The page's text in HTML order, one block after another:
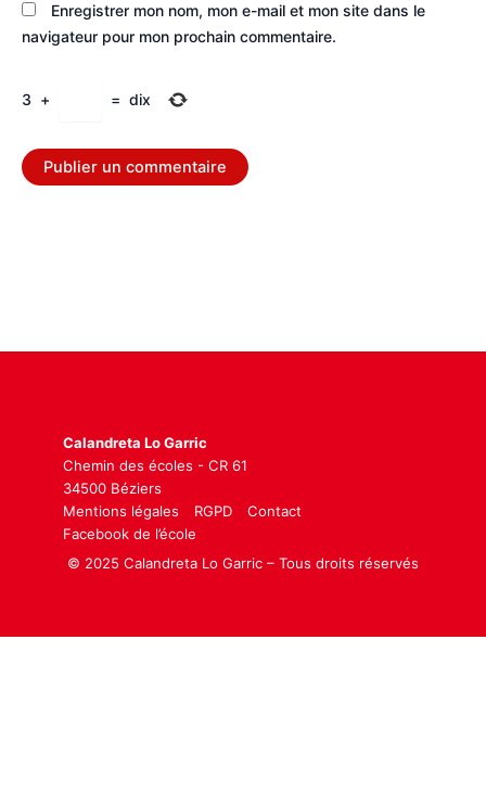
Enregistrer mon nom, mon e-mail et mon site dans le
navigateur pour mon prochain commentaire.
3 + = dix
Calandreta Lo Garric
Chemin des écoles - CR 61
34500 Béziers
Mentions légales
RGPD
Contact
Facebook de l’école
© 2025 Calandreta Lo Garric – Tous droits réservés